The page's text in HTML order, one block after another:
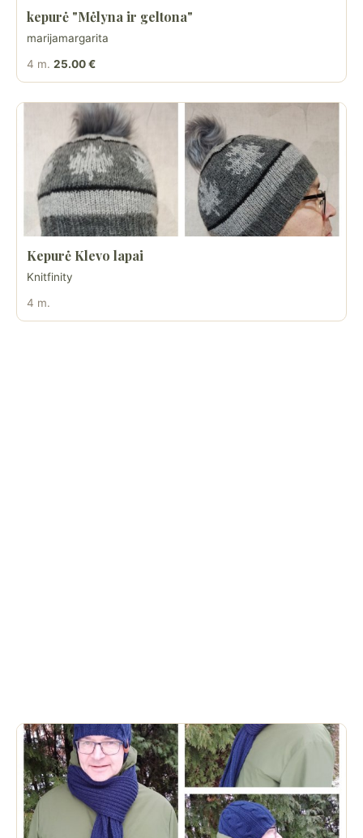
kepurė "Mėlyna ir geltona"
marijamargarita
4 m. 25.00 €
Kepurė Klevo lapai
Knitfinity
4 m.